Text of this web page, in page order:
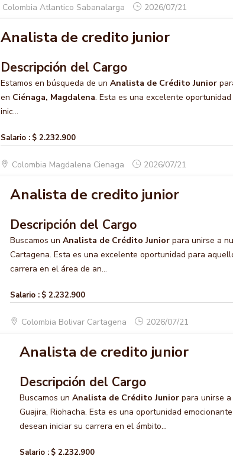
Colombia Atlantico Sabanalarga 2026/07/21
Analista de credito junior
Descripción del Cargo
Estamos en búsqueda de un Analista de Crédito Junior
en Ciénaga, Magdalena. Esta es una excelente
inic...
Salario : $ 2.232.900
Colombia Magdalena Cienaga 2026/07/21
Analista de credito junior
Descripción del Cargo
Buscamos un Analista de Crédito Junior para unirse a
Cartagena. Esta es una excelente oportunidad para
carrera en el área de an...
Salario : $ 2.232.900
Colombia Bolivar Cartagena 2026/07/21
Analista de credito junior
Descripción del Cargo
Buscamos un Analista de Crédito Junior para unirse
Guajira, Riohacha. Esta es una oportunidad
desean iniciar su carrera en el ámbito...
Salario : $ 2.232.900